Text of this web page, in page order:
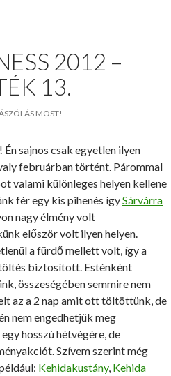
2012 –
13.
MOST!
Én sajnos csak egyetlen ilyen
februárban történt. Párommal
valami különleges helyen kellene
fér egy kis pihenés ígySárvárra
nagy élmény volt
először volt ilyen helyen.
a fürdő mellett volt, így a
biztosított. Esténként
összeségében semmire nem
az a 2 nap amit ott töltöttünk, de
nem engedhetjük meg
hosszú hétvégére, de
Szívem szerint még
Kehidakustány, Kehida